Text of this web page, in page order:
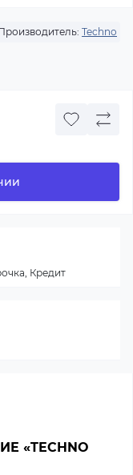
Techno
«TECHNO
Кредит